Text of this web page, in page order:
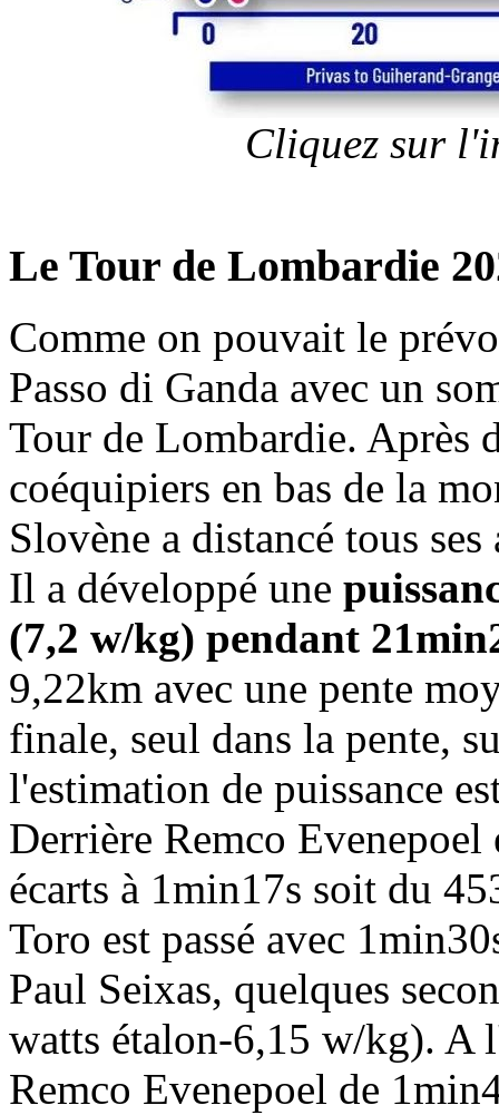
Cliquez sur
Le Tour de Lombardie
Comme on pouvait le
Passo di Ganda avec un
Tour de Lombardie. Après
coéquipiers en bas de la
Slovène a distancé tous
Il a développé une
(7,2 w/kg) pendant
9,22km avec une pente
finale, seul dans la pente,
l'estimation de puissance
Derrière Remco
écarts à 1min17s soit du
Toro est passé avec
Paul Seixas, quelques
watts étalon-6,15 w/kg). A
Remco Evenepoel de